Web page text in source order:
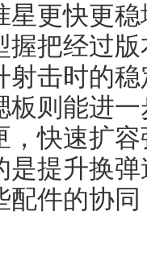
星更快更
握把经过
射击时的
板则能进
，快速扩
是提升换
配件的协